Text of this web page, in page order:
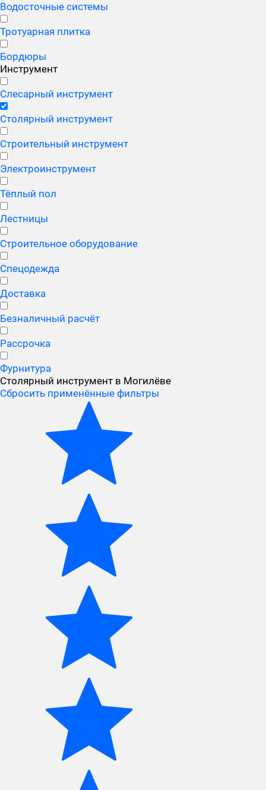
Водосточные системы
Тротуарная плитка
Бордюры
Инструмент
Слесарный инструмент
Столярный инструмент
Строительный инструмент
Электроинструмент
Тёплый пол
Лестницы
Строительное оборудование
Спецодежда
Доставка
Безналичный расчёт
Рассрочка
Фурнитура
Столярный инструмент в Могилёве
Сбросить применённые фильтры